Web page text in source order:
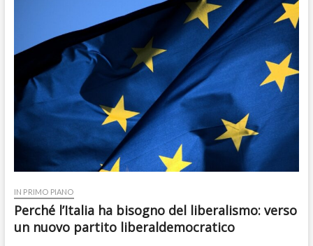
IN PRIMO PIANO
Perché l’Italia ha bisogno del liberalismo: verso
un nuovo partito liberaldemocratico